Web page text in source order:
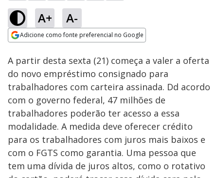
A+ A-
Adicione como fonte preferencial no Google
Ativar
Loaded:
45.35%
A partir desta sexta (21) começa a valer a oferta
do novo empréstimo consignado para
trabalhadores com carteira assinada. Dd acordo
com o governo federal, 47 milhões de
trabalhadores poderão ter acesso a essa
modalidade. A medida deve oferecer crédito
para os trabalhadores com juros mais baixos e
com o FGTS como garantia. Uma pessoa que
tem uma dívida de juros altos, como o rotativo